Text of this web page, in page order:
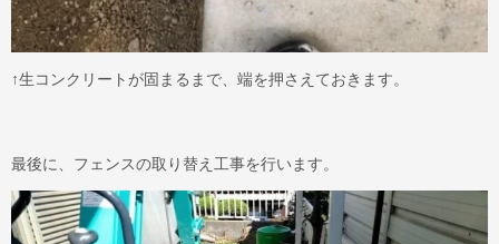
↑生コンクリートが固まるまで、端を押さえておきます。
最後に、フェンスの取り替え工事を行います。